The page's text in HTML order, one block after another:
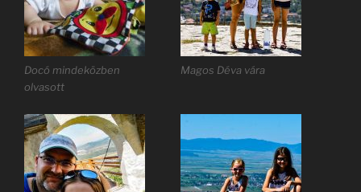
Docó mindeközben
olvasott
Magos Déva vára